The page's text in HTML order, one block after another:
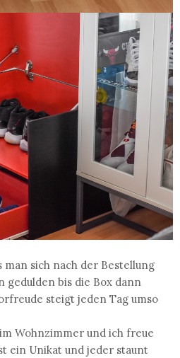
man sich nach der Bestellung
gedulden bis die Box dann
steigt jeden Tag umso
Wohnzimmer und ich freue
ein Unikat und jeder staunt